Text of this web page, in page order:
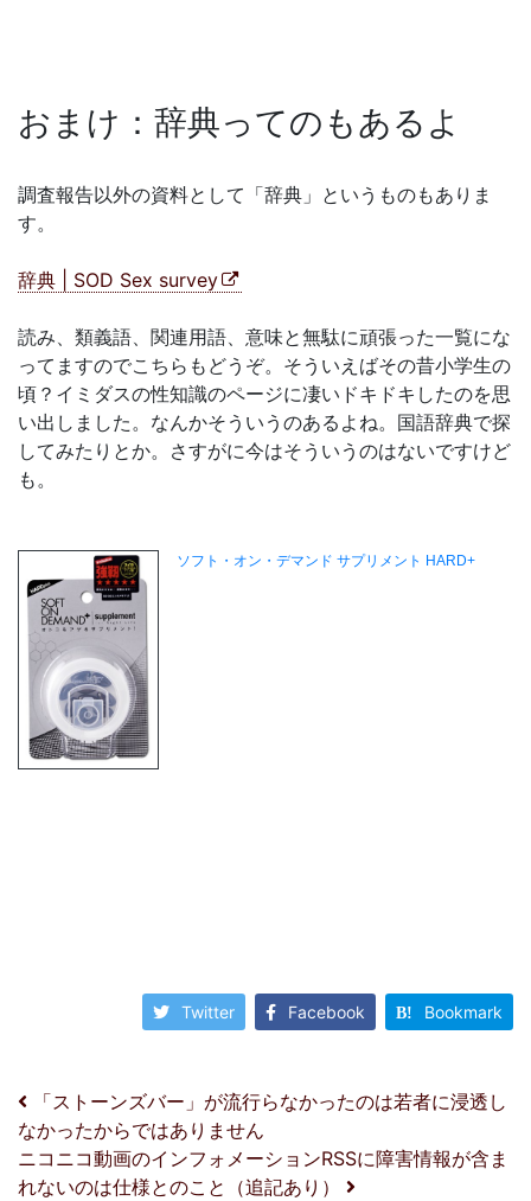
おまけ：辞典ってのもあるよ
調査報告以外の資料として「辞典」というものもありま
す。
辞典 | SOD Sex survey
読み、類義語、関連用語、意味と無駄に頑張った一覧にな
ってますのでこちらもどうぞ。そういえばその昔小学生の
頃？イミダスの性知識のページに凄いドキドキしたのを思
い出しました。なんかそういうのあるよね。国語辞典で探
してみたりとか。さすがに今はそういうのはないですけど
も。
Twitter Facebook Bookmark
投稿ナビゲーション
「ストーンズバー」が流行らなかったのは若者に浸透し
なかったからではありません
ニコニコ動画のインフォメーションRSSに障害情報が含ま
れないのは仕様とのこと（追記あり）